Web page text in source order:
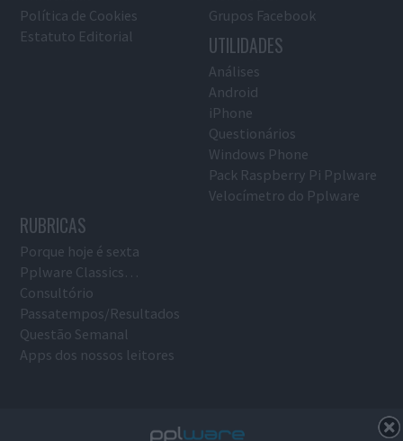
Política de Cookies
Estatuto Editorial
Grupos Facebook
UTILIDADES
Análises
Android
iPhone
Questionários
Windows Phone
Pack Raspberry Pi Pplware
Velocímetro do Pplware
RUBRICAS
Porque hoje é sexta
Pplware Classics…
Consultório
Passatempos/Resultados
Questão Semanal
Apps dos nossos leitores